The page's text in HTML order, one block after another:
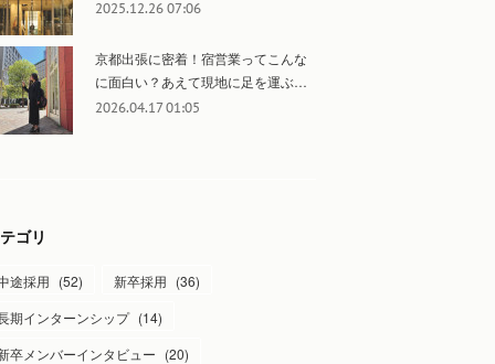
2025.12.26 07:06
京都出張に密着！宿営業ってこんな
に面白い？あえて現地に足を運ぶ…
2026.04.17 01:05
ゴリ
途採用 (52) 新卒採用 (36)
期インターンシップ (14)
卒メンバーインタビュー (20)